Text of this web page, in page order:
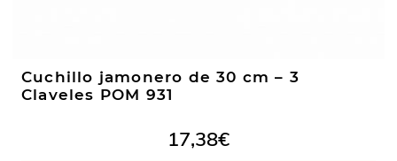
Cuchillo jamonero de 30 cm – 3
Claveles POM 931
17,38€